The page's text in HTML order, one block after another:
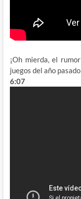
¡Oh mierda, el
juegos del año
6:07